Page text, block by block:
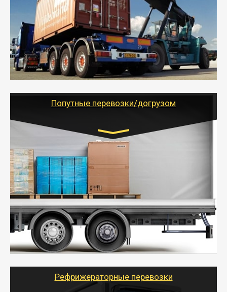
от 10 000 руб. Возможен догруз
- Доставка фурой до 20 т возможна для больших
объемов грузов, упакованных в коробки, мешки,
паллеты и россыпью в самые отдаленные места
России с гарантией полной сохранности.
- Тайгер Логистик предоставляет услуги по
грузоперевозкам для физических и юридических лиц
Попутные перевозки/догрузом
Транспорт:
Газель (1,5 и 3 тонны), Бычок, Еврофура от 5 до
10 тонн
от 5000 руб. Возможен догруз
- Экономный способ доставить вещи от 200 кг в
другой город - догрузом или попутно. Попутные
грузоперевозки для физлиц, ИП и юрлиц обходятся
дешевле.
- Тайгер Логистик организует доставку
крупногабаритных и личных вещей по нужному
для погрузочно-разгрузочных работ при перевозке.
Рефрижераторные перевозки